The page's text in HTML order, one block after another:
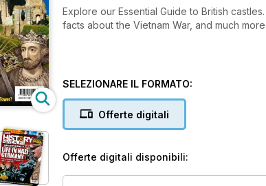
Explore our Essential Guide to British
facts about the Vietnam War, and much more
SELEZIONARE IL FORMATO:
Offerte digitali
Offerte digitali disponibili: